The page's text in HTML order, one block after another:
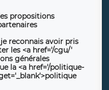
propositions
reconnais avoir pris
les <a href='/cgu/'
générales
la <a href='/politique-